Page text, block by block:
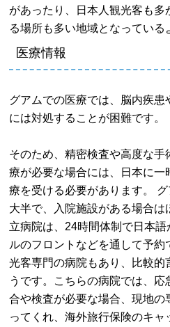
があったり、日本人観光客も多
る場所も多い地域となっている
医療情報
グアムでの医療では、脳内疾
には対処することが困難です。
そのため、精密検査や高度な
療が必要な場合には、日本に
療を受ける必要があります。
大半で、入院施設がある場合
立病院は、24時間体制で日本
ルのフロントなどを通して予
光客専門の病院もあり、比較的
うです。こちらの病院では、
合や検査が必要な場合、現地
ってくれ、海外旅行保険のキ